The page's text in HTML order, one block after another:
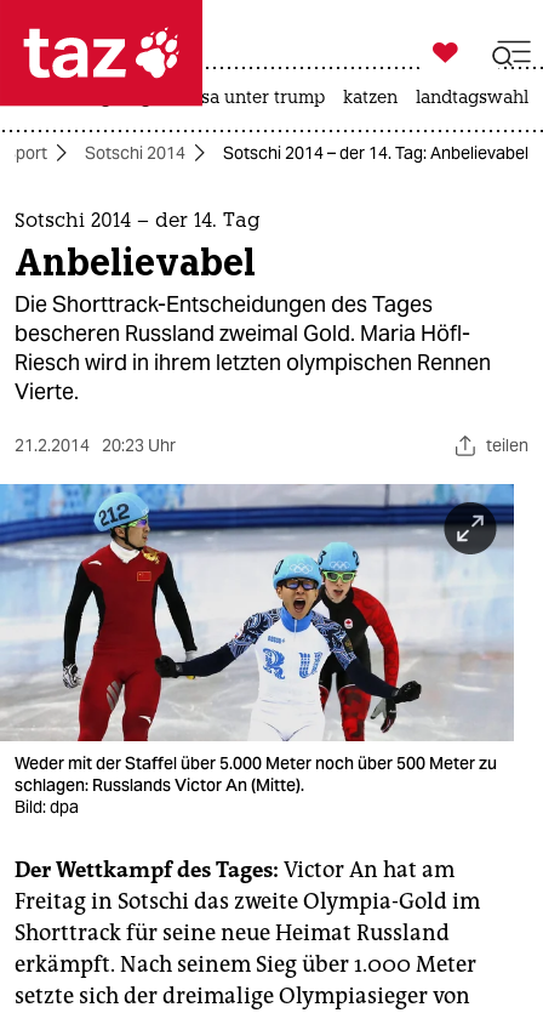
 taz zahl ich
taz zahl ich
themen
politik
öko
gesellschaft
kultur
sport
berlin
wahrheit
verlag
verlag
veranstaltungen
fragen & hilfe
unterstützen
abo

taz zahl ich
usa unter trump katzen landtagswahl
Sport Sotschi 2014 Sotschi 2014 – der 14. Tag: Anbelievabel
Sotschi 2014 – der 14. Tag
Anbelievabel
Die Shorttrack-Entscheidungen des Tages
bescheren Russland zweimal Gold. Maria Höfl-
Riesch wird in ihrem letzten olympischen Rennen
Vierte.
21.2.2014 20:23 Uhr teilen
Weder mit der Staffel über 5.000 Meter noch über 500 Meter zu
schlagen: Russlands Victor An (Mitte).
Bild: dpa
Der Wettkampf des Tages: Victor An hat am
Freitag in Sotschi das zweite Olympia-Gold im
Shorttrack für seine neue Heimat Russland
erkämpft. Nach seinem Sieg über 1.000 Meter
setzte sich der dreimalige Olympiasieger von